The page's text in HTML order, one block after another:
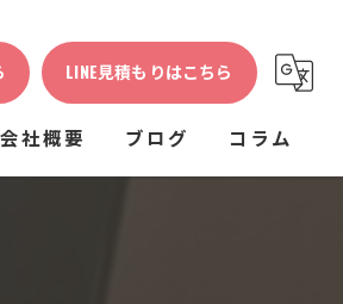
LINE見積もりはこちら
会社概要 ブログ コラム